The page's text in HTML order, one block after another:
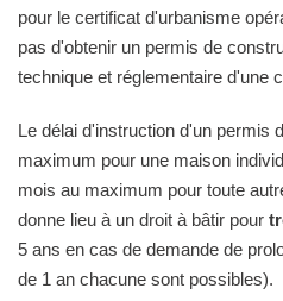
pour le certificat d'urbanisme
pas d'obtenir un permis de
technique et réglementaire d'une
Le délai d'instruction d'un permis
maximum pour une maison
mois au maximum pour toute
donne lieu à un droit à bâtir pour
5 ans en cas de demande de
de 1 an chacune sont possibles).